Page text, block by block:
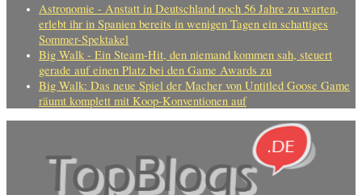
Astronomie - Anstatt in Deutschland noch 56 Jahre zu warten,
erlebt ihr in Spanien bereits in wenigen Tagen ein schattiges
Sommer-Spektakel
Big Walk - Ein Steam-Hit, den niemand kommen sah, steuert
gerade auf einen Platz bei den Game Awards zu
Big Walk: Das neue Spiel der Macher von Untitled Goose Game
räumt komplett mit Koop-Konventionen auf